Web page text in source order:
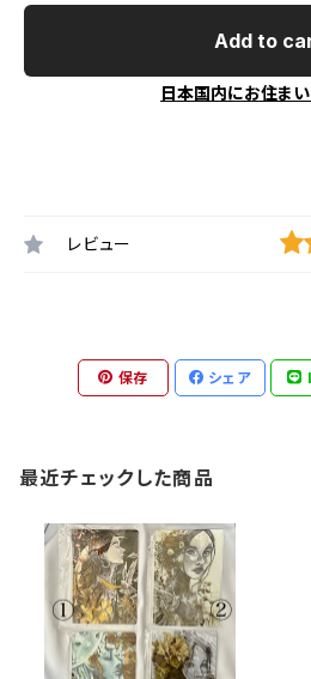
Add to
日本国内にお住ま
レビュー
保存 シェア
最近チェックした商品